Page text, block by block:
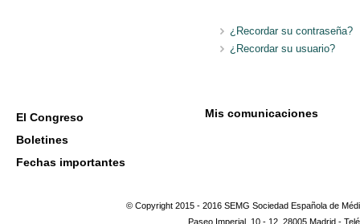
¿Recordar su contraseña?
¿Recordar su usuario?
El Congreso
Boletines
Fechas importantes
Mis comunicaciones
© Copyright 2015 - 2016 SEMG Sociedad Española de
Paseo Imperial, 10 - 12, 28005 Madrid -